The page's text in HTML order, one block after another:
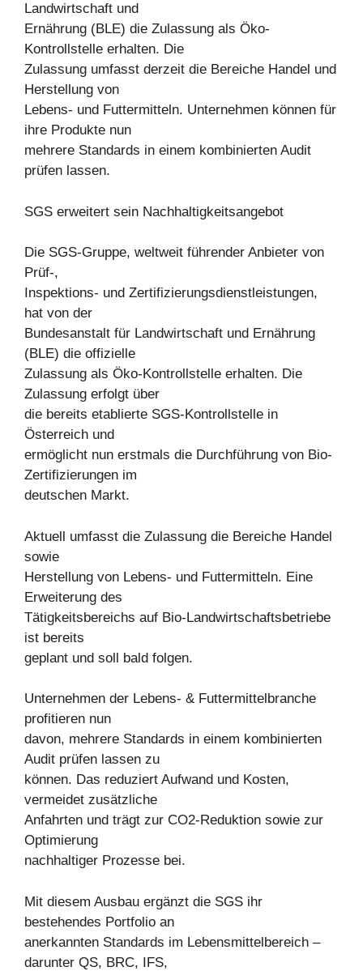
Landwirtschaft und
Ernährung (BLE) die Zulassung als Öko-
Kontrollstelle erhalten. Die
Zulassung umfasst derzeit die Bereiche Handel und
Herstellung von
Lebens- und Futtermitteln. Unternehmen können für
ihre Produkte nun
mehrere Standards in einem kombinierten Audit
prüfen lassen.
SGS erweitert sein Nachhaltigkeitsangebot
Die SGS-Gruppe, weltweit führender Anbieter von
Prüf-,
Inspektions- und Zertifizierungsdienstleistungen,
hat von der
Bundesanstalt für Landwirtschaft und Ernährung
(BLE) die offizielle
Zulassung als Öko-Kontrollstelle erhalten. Die
Zulassung erfolgt über
die bereits etablierte SGS-Kontrollstelle in
Österreich und
ermöglicht nun erstmals die Durchführung von Bio-
Zertifizierungen im
deutschen Markt.
Aktuell umfasst die Zulassung die Bereiche Handel
sowie
Herstellung von Lebens- und Futtermitteln. Eine
Erweiterung des
Tätigkeitsbereichs auf Bio-Landwirtschaftsbetriebe
ist bereits
geplant und soll bald folgen.
Unternehmen der Lebens- & Futtermittelbranche
profitieren nun
davon, mehrere Standards in einem kombinierten
Audit prüfen lassen zu
können. Das reduziert Aufwand und Kosten,
vermeidet zusätzliche
Anfahrten und trägt zur CO2-Reduktion sowie zur
Optimierung
nachhaltiger Prozesse bei.
Mit diesem Ausbau ergänzt die SGS ihr
bestehendes Portfolio an
anerkannten Standards im Lebensmittelbereich –
darunter QS, BRC, IFS,